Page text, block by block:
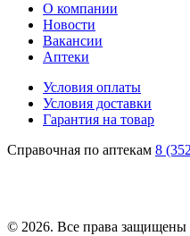
О компании
Новости
Вакансии
Аптеки
Условия оплаты
Условия доставки
Гарантия на товар
Справочная по аптекам 8
© 2026. Все права защищены